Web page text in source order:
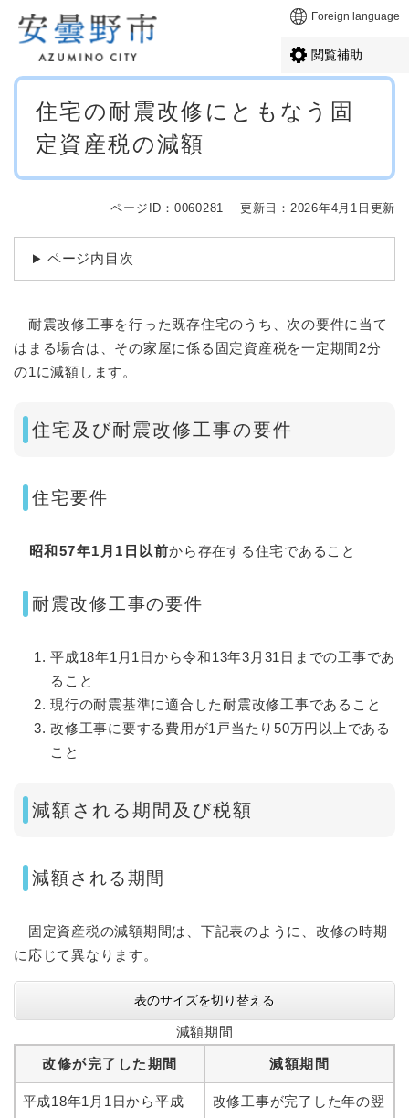
メニューを飛ばして本文へ Foreign language
閲覧補助
本
住宅の耐震改修にともなう固
定資産税の減額
ページID：0060281 更新日：2026年4月1日更新
ページ内目次
耐震改修工事を行った既存住宅のうち、次の要件に当て
はまる場合は、その家屋に係る固定資産税を一定期間2分
の1に減額します。
住宅及び耐震改修工事の要件
住宅要件
昭和57年1月1日以前から存在する住宅であること
耐震改修工事の要件
平成18年1月1日から令和13年3月31日までの工事であ
ること
現行の耐震基準に適合した耐震改修工事であること
改修工事に要する費用が1戸当たり50万円以上である
こと
減額される期間及び税額
減額される期間
固定資産税の減額期間は、下記表のように、改修の時期
に応じて異なります。
表のサイズを切り替える
減額期間
改修が完了した期間 減額期間
平成18年1月1日から平成
改修工事が完了した年の翌